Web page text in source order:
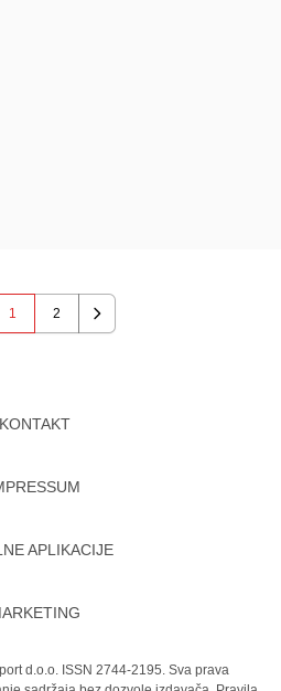
1 2
Next
KONTAKT
APLIKACIJE
d.o.o. ISSN 2744-2195. Sva prava